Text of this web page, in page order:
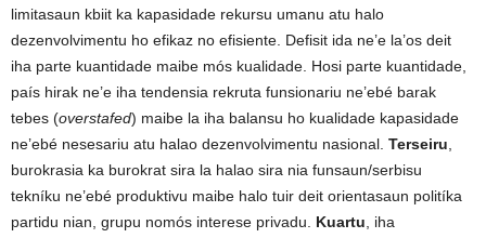
limitasaun kbiit ka kapasidade rekursu umanu atu halo
dezenvolvimentu ho efikaz no efisiente. Defisit ida ne’e la’os deit
iha parte kuantidade maibe mós kualidade. Hosi parte kuantidade,
país hirak ne’e iha tendensia rekruta funsionariu ne’ebé barak
tebes (overstafed) maibe la iha balansu ho kualidade kapasidade
ne’ebé nesesariu atu halao dezenvolvimentu nasional. Terseiru
burokrasia ka burokrat sira la halao sira nia funsaun/serbisu
tekníku ne’ebé produktivu maibe halo tuir deit orientasaun politíka
partidu nian, grupu nomós interese privadu. Kuartu , iha